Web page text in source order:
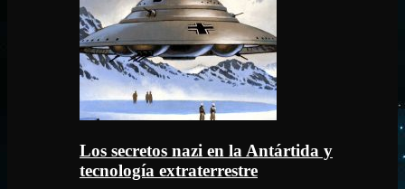
Los secretos nazi en la Antártida y
tecnología extraterrestre